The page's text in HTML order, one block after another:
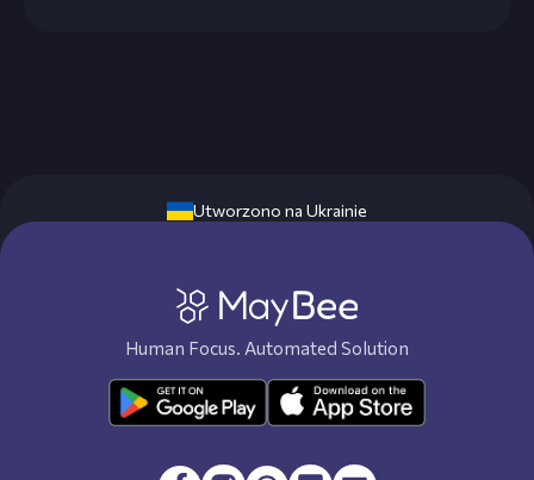
Utworzono na Ukrainie
Human Focus. Automated Solution